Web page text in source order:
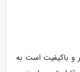
و باکیفیت است به